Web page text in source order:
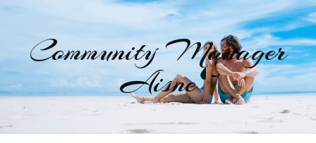
Community Manager
Aisne